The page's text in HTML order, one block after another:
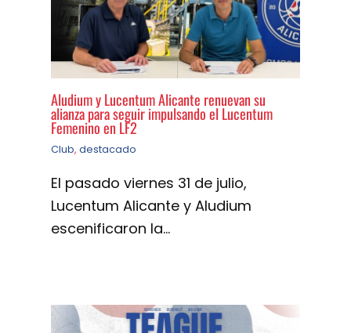
Aludium y Lucentum Alicante renuevan su
alianza para seguir impulsando el Lucentum
Femenino en LF2
Club, destacado
El pasado viernes 31 de julio,
Lucentum Alicante y Aludium
escenificaron la…